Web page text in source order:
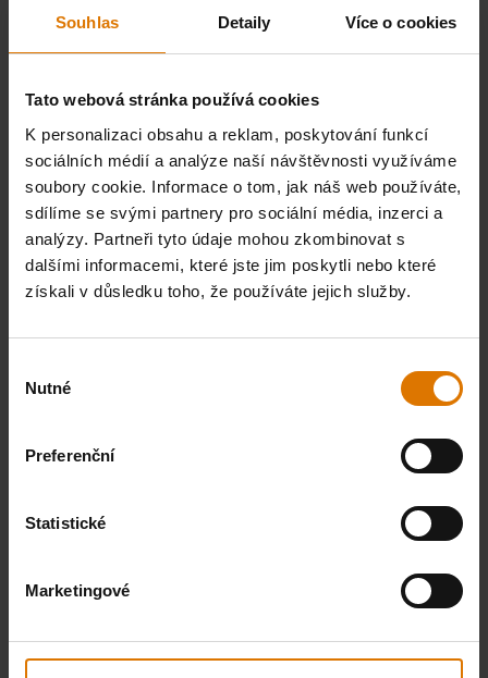
Souhlas Detaily Více o cookies
Tato webová stránka používá cookies
K personalizaci obsahu a reklam, poskytování funkcí
sociálních médií a analýze naší návštěvnosti využíváme
soubory cookie. Informace o tom, jak náš web používáte,
sdílíme se svými partnery pro sociální média, inzerci a
analýzy. Partneři tyto údaje mohou zkombinovat s
dalšími informacemi, které jste jim poskytli nebo které
získali v důsledku toho, že používáte jejich služby.
souhlasu
Nutné
Preferenční
Statistické
Marketingové